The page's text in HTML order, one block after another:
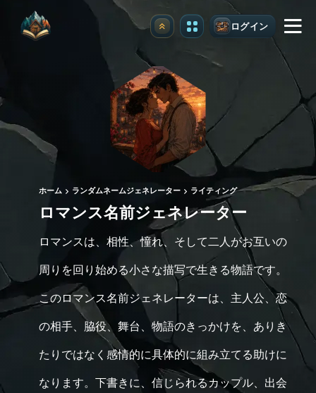
アップグレード ログイン
ホーム ランダムネームジェネレーター ライティング
ロマンス名前ジェネレーター
ロマンスは、相性、憧れ、そして二人がお互いの
周りを回り始める小さな描写で生きる物語です。
このロマンス名前ジェネレーターは、主人公、恋
の相手、脇役、舞台、物語のきっかけを、ありき
たりではなく感情的に具体的に組み立てる助けに
なります。下書きに、信じられるカップル、出会